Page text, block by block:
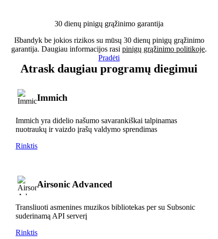
30 dienų pinigų grąžinimo garantija
Išbandyk be jokios rizikos su mūsų 30 dienų pinigų grąžinimo
garantija. Daugiau informacijos rasi pinigų grąžinimo politikoje.
Pradėti
Atrask daugiau programų diegimui
Immich
Immich yra didelio našumo savarankiškai talpinamas
nuotraukų ir vaizdo įrašų valdymo sprendimas
Rinktis
Airsonic Advanced
Transliuoti asmenines muzikos bibliotekas per su Subsonic
suderinamą API serverį
Rinktis